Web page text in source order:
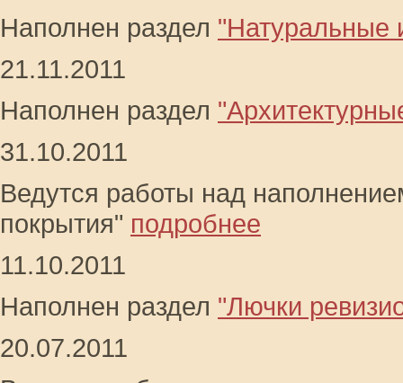
Наполнен раздел "Натуральные
21.11.2011
Наполнен раздел
31.10.2011
Ведутся работы над
покрытия" подробнее
11.10.2011
Наполнен раздел "Лючки
20.07.2011